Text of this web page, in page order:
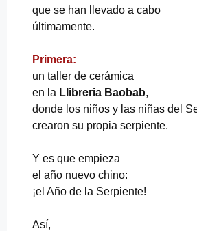
que se han llevado a cabo
últimamente.
Primera:
un taller de cerámica
en la Llibreria Baobab,
donde los niños y las niñas del
crearon su propia serpiente.
Y es que empieza
el año nuevo chino:
¡el Año de la Serpiente!
Así,